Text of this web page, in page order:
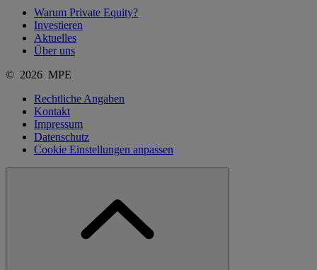
Warum Private Equity?
Investieren
Aktuelles
Über uns
© 2026 MPE
Rechtliche Angaben
Kontakt
Impressum
Datenschutz
Cookie Einstellungen anpassen